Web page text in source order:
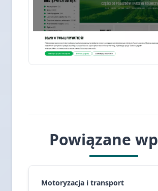
Powiązane
Motoryzacja i transport